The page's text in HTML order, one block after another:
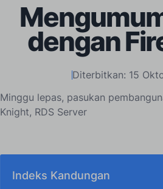
dengan
Diterbitkan: 15
Minggu lepas, pasukan
Knight, RDS Server
Indeks Kandungan